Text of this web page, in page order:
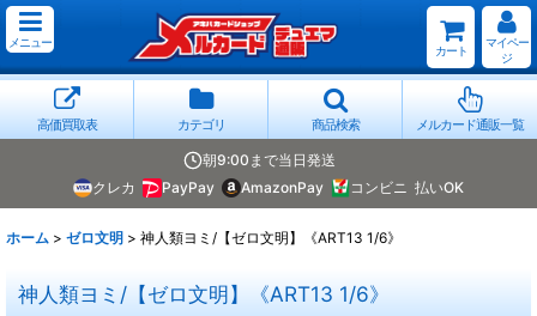
メニュー
カート
マイペー
ジ
高価買取表 カテゴリ 商品検索 メルカード通販一覧
朝9:00まで当日発送
クレカ
PayPay AmazonPay コンビニ 払いOK
ホーム > ゼロ文明 > 神人類ヨミ/【ゼロ文明】《ART13 1/6》
神人類ヨミ/【ゼロ文明】《ART13 1/6》